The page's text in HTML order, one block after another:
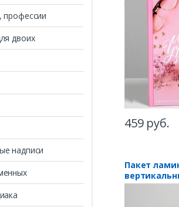
профессии
двоих
надписи
459 руб.
Пакет
Учителю»